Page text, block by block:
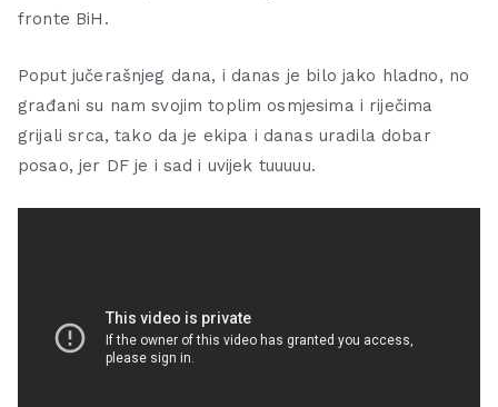
fronte BiH.
Poput jučerašnjeg dana, i danas je bilo jako hladno, no
građani su nam svojim toplim osmjesima i riječima
grijali srca, tako da je ekipa i danas uradila dobar
posao, jer DF je i sad i uvijek tuuuuu.